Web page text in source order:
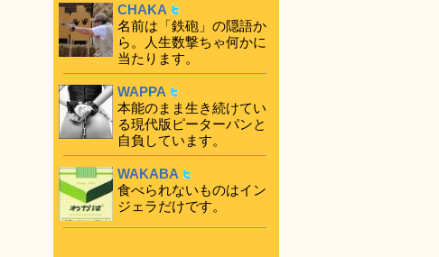
CHAKA
名前は「鉄砲」の隠語か
ら。人生数撃ちゃ何かに
当たります。
WAPPA
本能のまま生き続けてい
る現代版ピーターパンと
自負しています。
WAKABA
食べられないものはイン
ジェラだけです。